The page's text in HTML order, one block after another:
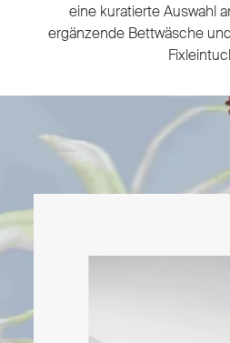
eine kuratierte Auswahl
ergänzende Bettwäsche